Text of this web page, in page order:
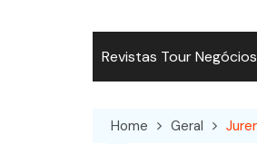
Revistas Tour
Home Geral